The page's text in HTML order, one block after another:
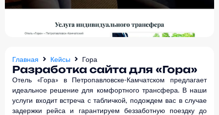
Главная Кейсы Гора
Разработка сайта для «Гора»
Отель «Гора» в Петропавловске-Камчатском предлагает
идеальное решение для комфортного трансфера. В наши
услуги входит встреча с табличкой, подождем вас в случае
задержки рейса и гарантируем беззаботную поездку до